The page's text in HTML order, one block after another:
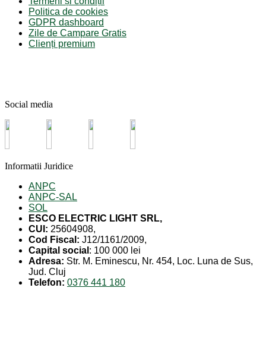
Politica de cookies
GDPR dashboard
Zile de Campare Gratis
Clienți premium
Social media
Informatii Juridice
ANPC
ANPC-SAL
SOL
ESCO ELECTRIC LIGHT SRL,
CUI: 25604908,
Cod Fiscal: J12/1161/2009,
Capital social : 100 000 lei
Adresa: Str. M. Eminescu, Nr. 454, Loc. Luna de Sus,
Jud. Cluj
Telefon: 0376 441 180